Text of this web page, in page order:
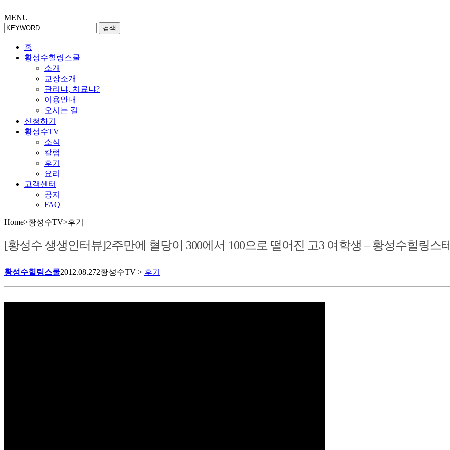
MENU
검색
홈
황성수힐링스쿨
소개
교장소개
관리냐, 치료냐?
이용안내
오시는 길
신청하기
황성수TV
소식
칼럼
후기
요리
고객센터
공지
FAQ
Home>황성수TV>후기
[황성수 생생인터뷰]2주만에 혈당이 300에서 100으로 떨어진 고3 여학생 – 황성수힐링스
황성수힐링스쿨2012.08.272황성수TV > 후기